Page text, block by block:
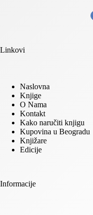
Linkovi
Naslovna
Knjige
O Nama
Kontakt
Kako naručiti knjigu
Kupovina u Beogradu
Knjižare
Edicije
Informacije